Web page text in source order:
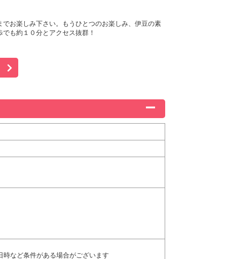
お楽しみ下さい。もうひとつのお楽しみ、伊豆の素
も約１０分とアクセス抜群！
など条件がある場合がございます